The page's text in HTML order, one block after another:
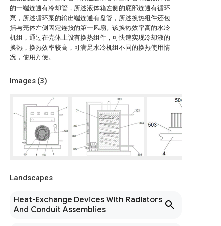
的一端连通有冷却管，所述液体箱左侧的底部连通有循环
泵，所述循环泵的输出端连通有盘管，所述换热组件还包
括与壳体左侧固定连接的第一风扇。该换热效率高的水冷
机组，通过在壳体上设有换热组件，可快速实现冷却液的
换热，换热效率较高，可满足水冷机组不同的换热使用情
况，使用方便。
Images (3)
Landscapes
Heat-Exchange Devices With Radiators
And Conduit Assemblies